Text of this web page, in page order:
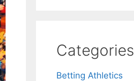
Categories
Betting Athletics